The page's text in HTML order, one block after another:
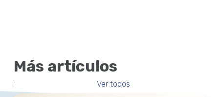
Más artículos
Ver todos